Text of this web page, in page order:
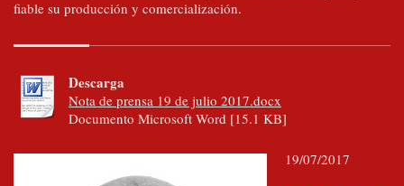
fiable su producción y comercialización.
Descarga
Nota de prensa 19 de julio 2017.docx
Documento Microsoft Word [15.1 KB]
19/07/2017